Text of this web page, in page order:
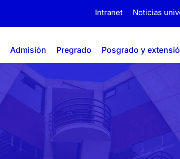
Intranet Noticias
Admisión Pregrado Posgrado y